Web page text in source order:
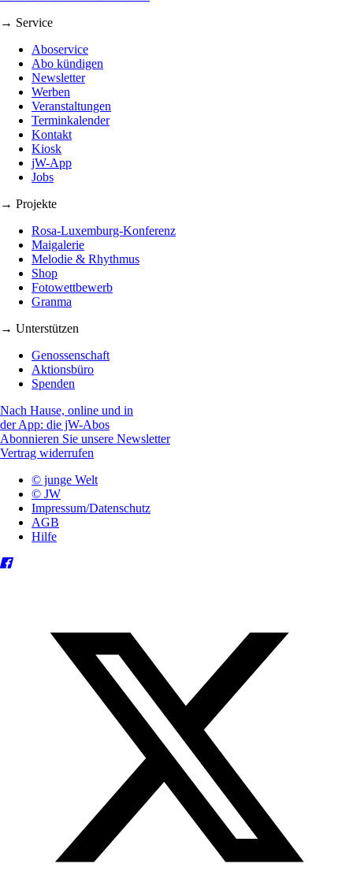
→ Service
Aboservice
Abo kündigen
Newsletter
Werben
Veranstaltungen
Terminkalender
Kontakt
Kiosk
jW-App
Jobs
→ Projekte
Rosa-Luxemburg-Konferenz
Maigalerie
Melodie & Rhythmus
Shop
Fotowettbewerb
Granma
→ Unterstützen
Genossenschaft
Aktionsbüro
Spenden
Nach Hause, online und in
der App: die jW-Abos
Abonnieren Sie unsere Newsletter
Vertrag widerrufen
© junge Welt
© JW
Impressum/Datenschutz
AGB
Hilfe